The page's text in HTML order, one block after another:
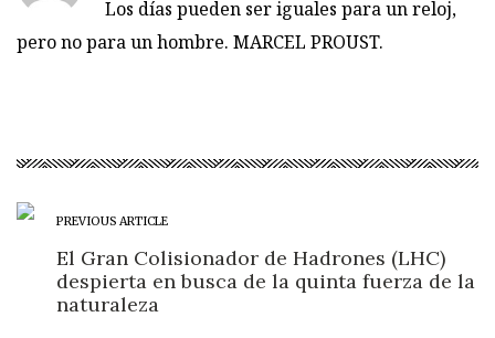
Los días pueden ser iguales para un reloj,
pero no para un hombre. MARCEL PROUST.
PREVIOUS ARTICLE
El Gran Colisionador de Hadrones (LHC)
despierta en busca de la quinta fuerza de la
naturaleza